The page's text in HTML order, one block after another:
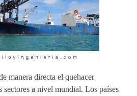
manera directa el quehacer
sectores a nivel mundial. Los países